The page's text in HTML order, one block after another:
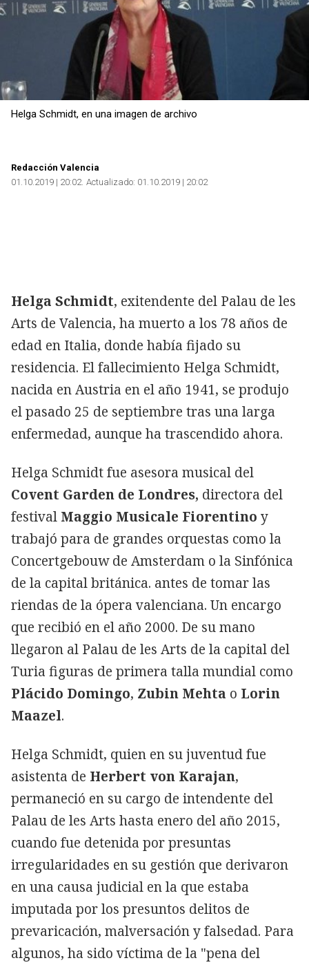
Helga Schmidt, en una imagen de archivo
Redacción Valencia
01.10.2019 | 20:02 Actualizado: 01.10.2019 | 20:02
Helga Schmidt, exitendente del Palau de les
Arts de Valencia, ha muerto a los 78 años de
edad en Italia, donde había fijado su
residencia. El fallecimiento Helga Schmidt,
nacida en Austria en el año 1941, se produjo
el pasado 25 de septiembre tras una larga
enfermedad, aunque ha trascendido ahora.
Helga Schmidt fue asesora musical del
Covent Garden de Londres, directora del
festival Maggio Musicale Fiorentino y
trabajó para de grandes orquestas como la
Concertgebouw de Amsterdam o la Sinfónica
de la capital británica. antes de tomar las
riendas de la ópera valenciana. Un encargo
que recibió en el año 2000. De su mano
llegaron al Palau de les Arts de la capital del
Turia figuras de primera talla mundial como
Plácido Domingo, Zubin Mehta o Lorin
Maazel.
Helga Schmidt, quien en su juventud fue
asistenta de Herbert von Karajan,
permaneció en su cargo de intendente del
Palau de les Arts hasta enero del año 2015,
cuando fue detenida por presuntas
irregularidades en su gestión que derivaron
en una causa judicial en la que estaba
imputada por los presuntos delitos de
prevaricación, malversación y falsedad. Para
algunos, ha sido víctima de la "pena del